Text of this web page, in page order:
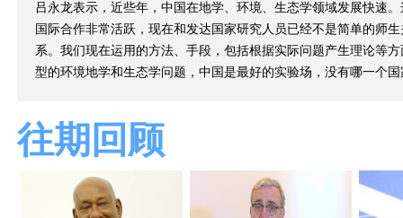
2018年中国科学院科技促进发
中心研究员、发展中国家科学
吕永龙表示，近些年，中国在地学、环境、生态学领域发展快速
国际合作非常活跃，现在和发达国家研究人员已经不是简单的师
系。我们现在运用的方法、手段，包括根据实际问题产生理论等
型的环境地学和生态学问题，中国是最好的实验场，没有哪一个
往期回顾